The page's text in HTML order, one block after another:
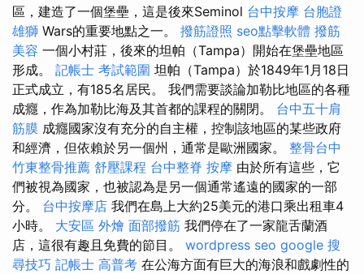
區，建造了一個堡壘，這是後來Seminol 台中按摩 台胞證
雄獅 Wars的重要地點之一。 撥筋證照 seo點擊軟體 撥筋
美容 一個小村莊，後來的坦帕（Tampa）開始在堡壘地區
形成。 記帳士 考試範圍 坦帕（Tampa）於1849年1月18日
正式成立，有185名居民。 我們需要談論加勒比地區的各種
成癮，作為加勒比海及其首都的課程的關閉。 台中五十肩
筋膜 成癮國家沒有充分的自主權，控制該地區的某些政府
和經濟，但依賴於另一個州，通常是歐洲國家。 整骨台中
竹東整骨推薦 舒壓課程 台中整脊 按摩 由於所有這些，它
們被視為國家，也被認為是另一個通常遙遠的國家的一部
分。 台中按摩店 我們在島上大約25美元的港口乘出租車4
小時。 大安區 外燴 面部撥筋 我們停在了一家龍舌蘭酒
店，這很有趣且免費的節目。 wordpress seo google 搜
尋技巧 記帳士 高普考 在公海方面有巨大的海浪和戲劇性的